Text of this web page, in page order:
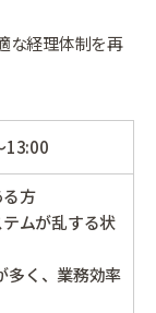
な経理体制を再
13:00
方
ムが乱する状
多く、業務効率